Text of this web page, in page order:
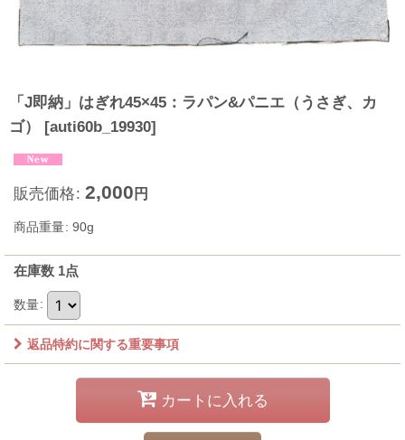
「J即納」はぎれ45×45：ラパン&パニエ（うさぎ、カ
ゴ）
[auti60b_19930]
販売価格: 2,000 円
商品重量: 90g
在庫数 1点
数量:
返品特約に関する重要事項
カートに入れる